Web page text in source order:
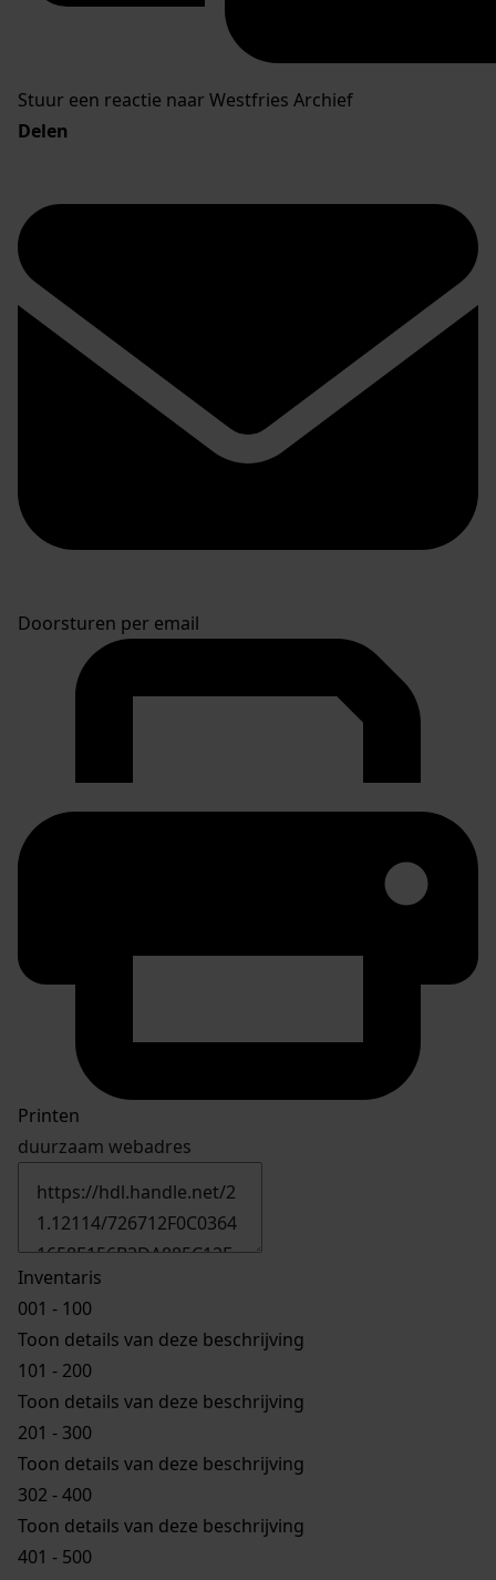
Stuur een reactie naar Westfries Archief
Delen
Doorsturen per email
Printen
duurzaam webadres
Inventaris
001 - 100
Toon details van deze beschrijving
101 - 200
Toon details van deze beschrijving
201 - 300
Toon details van deze beschrijving
302 - 400
Toon details van deze beschrijving
401 - 500